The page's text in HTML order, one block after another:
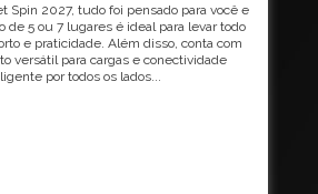
Spin 2027, tudo foi pensado para você e
de 5 ou 7 lugares é ideal para levar todo
e praticidade. Além disso, conta com
versátil para cargas e conectividade
por todos os lados...